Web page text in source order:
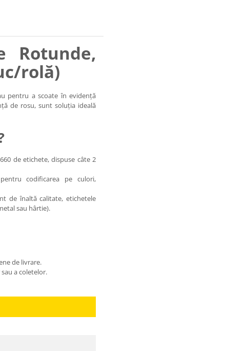
Rotunde,
rolă)
pentru a scoate în evidență
de rosu, sunt soluția ideală
de etichete, dispuse câte 2
codificarea pe culori,
de înaltă calitate, etichetele
sau hârtie).
de livrare.
a coletelor.